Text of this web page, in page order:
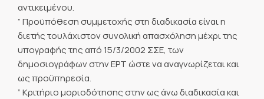
αντικειμένου.
” Προϋπόθεση συμμετοχής στη διαδικασία είναι η
διετής τουλάχιστον συνολική απασχόληση μέχρι της
υπογραφής της από 15/3/2002 ΣΣΕ, των
δημοσιογράφων στην ΕΡΤ ώστε να αναγνωρίζεται και
ως προϋπηρεσία.
” Κριτήριο μοριοδότησης στην ως άνω διαδικασία και